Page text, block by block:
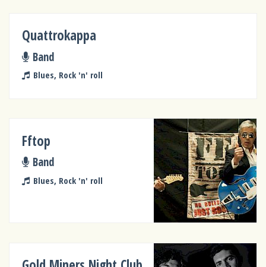
Quattrokappa
Band
Blues, Rock 'n' roll
Fftop
Band
Blues, Rock 'n' roll